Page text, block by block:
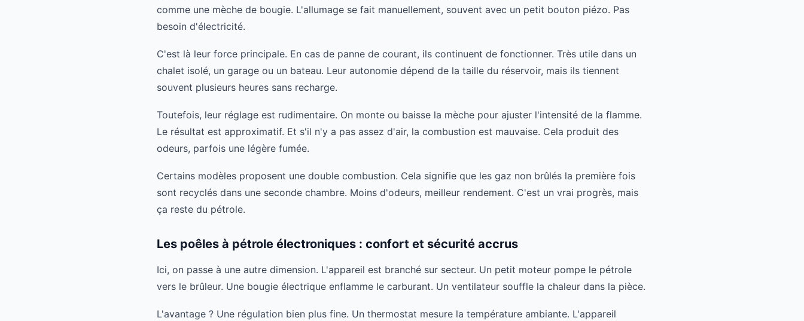
comme une mèche de bougie. L'allumage se fait manuellement, souvent avec un petit bouton piézo. Pas
besoin d'électricité.
C'est là leur force principale. En cas de panne de courant, ils continuent de fonctionner. Très utile dans un
chalet isolé, un garage ou un bateau. Leur autonomie dépend de la taille du réservoir, mais ils tiennent
souvent plusieurs heures sans recharge.
Toutefois, leur réglage est rudimentaire. On monte ou baisse la mèche pour ajuster l'intensité de la flamme.
Le résultat est approximatif. Et s'il n'y a pas assez d'air, la combustion est mauvaise. Cela produit des
odeurs, parfois une légère fumée.
Certains modèles proposent une double combustion. Cela signifie que les gaz non brûlés la première fois
sont recyclés dans une seconde chambre. Moins d'odeurs, meilleur rendement. C'est un vrai progrès, mais
ça reste du pétrole.
Les poêles à pétrole électroniques : confort et sécurité accrus
Ici, on passe à une autre dimension. L'appareil est branché sur secteur. Un petit moteur pompe le pétrole
vers le brûleur. Une bougie électrique enflamme le carburant. Un ventilateur souffle la chaleur dans la pièce.
L'avantage ? Une régulation bien plus fine. Un thermostat mesure la température ambiante. L'appareil